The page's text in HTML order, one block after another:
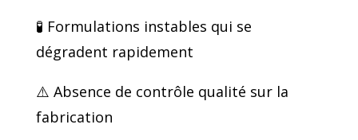
🧪 Formulations instables qui se
dégradent rapidement
⚠️ Absence de contrôle qualité sur la
fabrication